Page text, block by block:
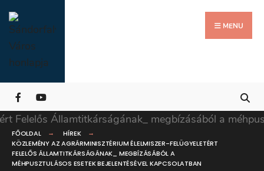
Skip
to
content
MENU
FŐOLDAL
HÍREK
KÖZLEMÉNY AZ AGRÁRMINISZTÉRIUM ÉLELMISZER-FELÜGYELETÉRT
FELELŐS ÁLLAMTITKÁRSÁGÁNAK_ MEGBÍZÁSÁBÓL A
MÉHPUSZTULÁSOS ESETEK BEJELENTÉSÉVEL KAPCSOLATBAN
for:
Close